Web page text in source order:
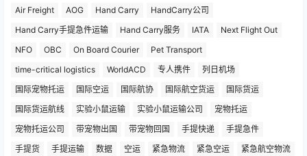
Air Freight AOG Hand Carry
HandCarry公司
Hand Carry手提急件运输
Hand Carry服务 IATA
Next Flight Out
NFO
OBC On Board Courier
Pet Transport
time-critical logistics
WorldACD 专人携件
列日机场
国际宠物托运
国际空运 国际航协 国际航空货运
国际货运
国际货运航线
实验小鼠运输 实验小鼠运输公司
宠物托运
宠物托运公司
带宠物出国 带宠物回国 手提快递
手提急件
手提货
手提运输 数据 空运 紧急物流 紧急空运
紧急航空物流